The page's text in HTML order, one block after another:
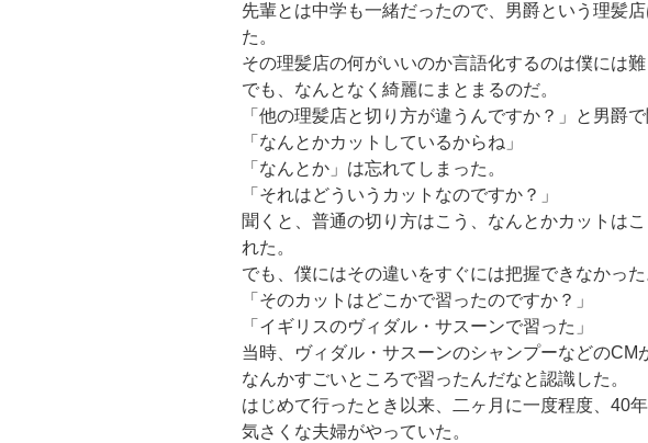
先輩とは中学も一緒だったので、男爵という理髪
た。
その理髪店の何がいいのか言語化するのは僕には難
でも、なんとなく綺麗にまとまるのだ。
「他の理髪店と切り方が違うんですか？」と男爵
「なんとかカットしているからね」
「なんとか」は忘れてしまった。
「それはどういうカットなのですか？」
聞くと、普通の切り方はこう、なんとかカットは
れた。
でも、僕にはその違いをすぐには把握できなかった
「そのカットはどこかで習ったのですか？」
「イギリスのヴィダル・サスーンで習った」
当時、ヴィダル・サスーンのシャンプーなどのCM
なんかすごいところで習ったんだなと認識した。
はじめて行ったとき以来、二ヶ月に一度程度、40
気さくな夫婦がやっていた。